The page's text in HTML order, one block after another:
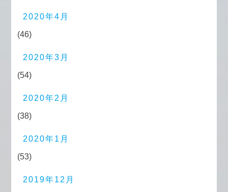
2020年4月
(46)
2020年3月
(54)
2020年2月
(38)
2020年1月
(53)
2019年12月